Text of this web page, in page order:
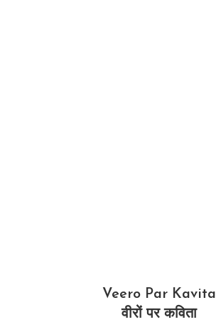
Veero Par Kavita
वीरों पर कविता